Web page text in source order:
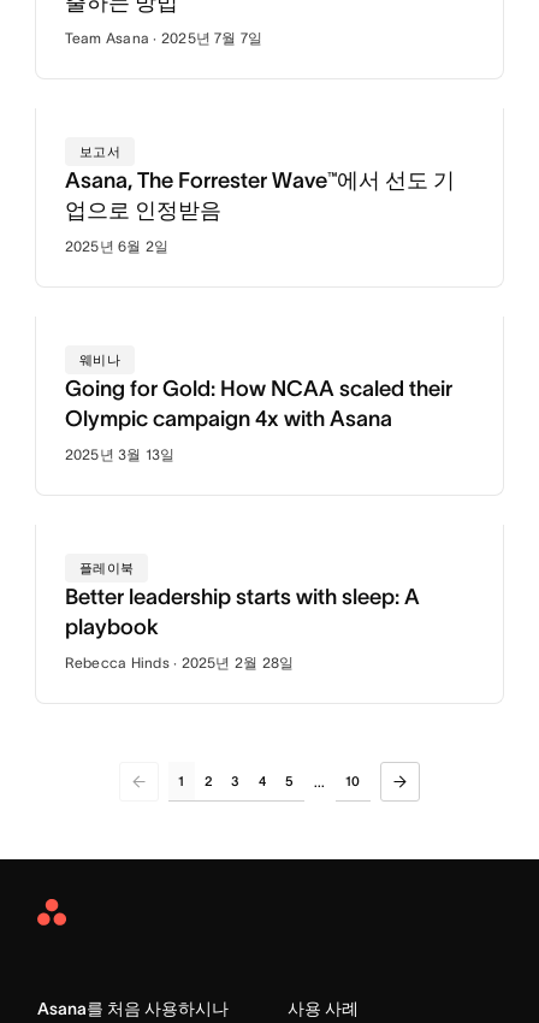
Team Asana · 2025년 7월 7일
보고서
Asana, The Forrester Wave™에서 선도 기
업으로 인정받음
2025년 6월 2일
웨비나
Going for Gold: How NCAA scaled their
Olympic campaign 4x with Asana
2025년 3월 13일
플레이북
Better leadership starts with sleep: A
playbook
Rebecca Hinds · 2025년 2월 28일
1 2 3 4 5 ... 10
Asana
Asana를 처음 사용하시나
사용 사례